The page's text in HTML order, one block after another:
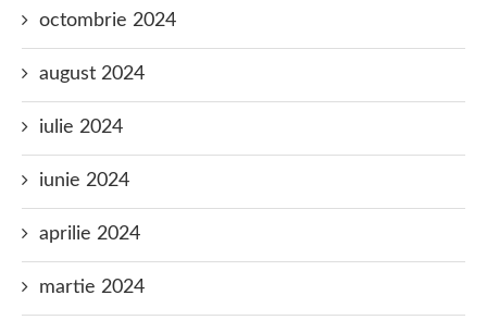
octombrie 2024
august 2024
iulie 2024
iunie 2024
aprilie 2024
martie 2024